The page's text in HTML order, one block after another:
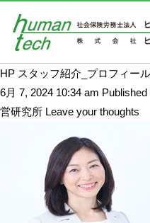
HP スタッフ紹介_プロフィー
6月 7, 2024 10:34 am Published
営研究所 Leave your thoughts